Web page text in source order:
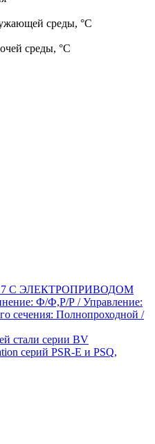
среды, °C
среды, °C
С ЭЛЕКТРОПРИВОДОМ
Ф/Ф,Р/Р / Управление:
сечения: Полнопроходной /
стали серии BV
серий PSR-Е и PSQ,